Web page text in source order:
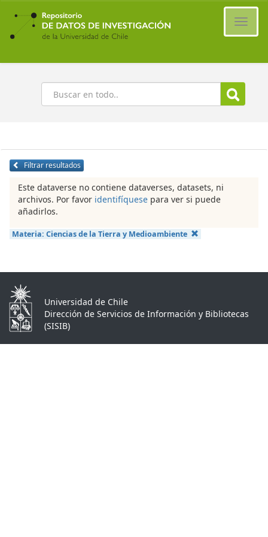
Ir
contenido
principal
Buscar
Filtrar resultados
Este dataverse no contiene dataverses, datasets, ni
archivos. Por favor identifíquese para ver si puede
añadirlos.
Materia: Ciencias de la Tierra y Medioambiente
Universidad de Chile
Dirección de Servicios de Información y Bibliotecas
(SISIB)